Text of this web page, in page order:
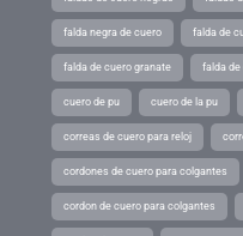
falda negra de cuero falda de
falda de cuero granate falda de
cuero de pu cuero de la pu
correas de cuero para reloj
cordones de cuero para colgantes
cordon de cuero para colgantes